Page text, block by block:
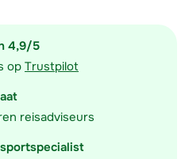
4,9/5
op Trustpilot
reisadviseurs